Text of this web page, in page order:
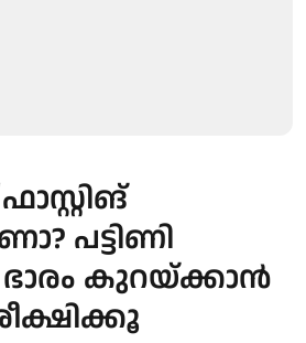
പട്ടിണി
ഭാരം കുറയ്ക്കാന്‍